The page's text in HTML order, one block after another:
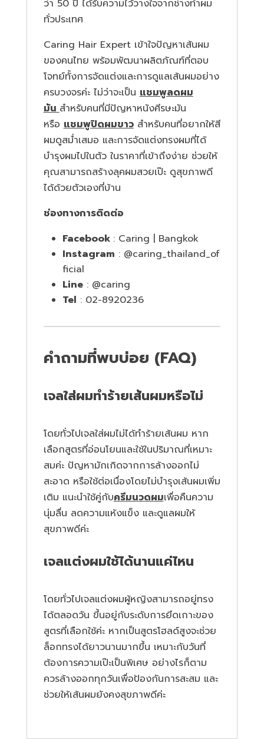
ว่า 50 ปี ได้รับความไว้วางใจจากช่างทำผม
ทั่วประเทศ
Caring Hair Expert เข้าใจปัญหาเส้นผม
ของคนไทย พร้อมพัฒนาผลิตภัณฑ์ที่ตอบ
โจทย์ทั้งการจัดแต่งและการดูแลเส้นผมอย่าง
ครบวงจรค่ะ ไม่ว่าจะเป็น แชมพูลดผม
มันสำหรับคนที่มีปัญหาหนังศีรษะมัน
หรือ แชมพูปิดผมขาว สำหรับคนที่อยากให้สี
ผมดูสม่ำเสมอ และการจัดแต่งทรงผมที่ได้
บำรุงผมไปในตัว ในราคาที่เข้าถึงง่าย ช่วยให้
คุณสามารถสร้างลุคผมสวยเป๊ะ ดูสุขภาพดี
ได้ด้วยตัวเองที่บ้าน
ช่องทางการติดต่อ
Facebook : Caring | Bangkok
Instagram : @caring_thailand_of
ficial
Line : @caring
Tel : 02-8920236
คำถามที่พบบ่อย (FAQ)
เจลใส่ผมทำร้ายเส้นผมหรือไม่
โดยทั่วไปเจลใส่ผมไม่ได้ทำร้ายเส้นผม หาก
เลือกสูตรที่อ่อนโยนและใช้ในปริมาณที่เหมาะ
สมค่ะ ปัญหามักเกิดจากการล้างออกไม่
สะอาด หรือใช้ต่อเนื่องโดยไม่บำรุงเส้นผมเพิ่ม
เติม แนะนำใช้คู่กับครีมนวดผมเพื่อคืนความ
นุ่มลื่น ลดความแห้งแข็ง และดูแลผมให้
สุขภาพดีค่ะ
เจลแต่งผมใช้ได้นานแค่ไหน
โดยทั่วไปเจลแต่งผมผู้หญิงสามารถอยู่ทรง
ได้ตลอดวัน ขึ้นอยู่กับระดับการยึดเกาะของ
สูตรที่เลือกใช้ค่ะ หากเป็นสูตรโฮลด์สูงจะช่วย
ล็อกทรงได้ยาวนานมากขึ้น เหมาะกับวันที่
ต้องการความเป๊ะเป็นพิเศษ อย่างไรก็ตาม
ควรล้างออกทุกวันเพื่อป้องกันการสะสม และ
ช่วยให้เส้นผมยังคงสุขภาพดีค่ะ